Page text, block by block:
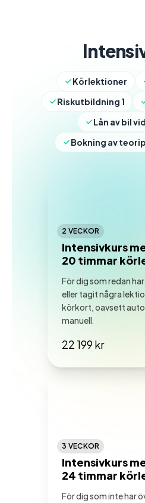
Körlektioner
Riskutbildning 1
Lån av bil
Bokning av
2 VECKOR
Intensivkurs
20 timmar
För dig som redan
eller tagit några
körkort, oavsett
manuell.
22 199 kr
3 VECKOR
Intensivkurs
24 timmar
För dig som inte har